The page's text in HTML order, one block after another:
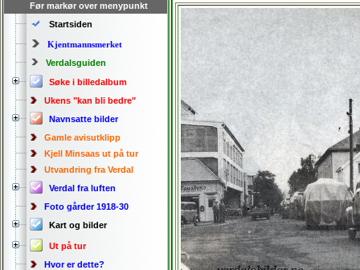
Før markør over menypunkt
Startsiden
Kjentmannsmerket
Verdalsguiden
Søke i billedalbum
Ukens "kan bli bedre"
Navnsatte bilder
Gamle avisutklipp
Kjell Minsaas ut på tur
Utvandring fra Verdal
Verdal fra luften
Foto gårder 1918-30
Kart og bilder
Ut på tur
Hvor er dette?